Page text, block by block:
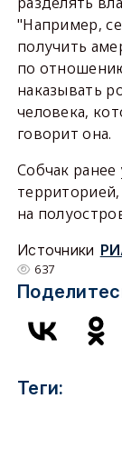
"Например,
получить
по
наказывать
человека,
говорит она.
Собчак
на
Источники
637
Теги: